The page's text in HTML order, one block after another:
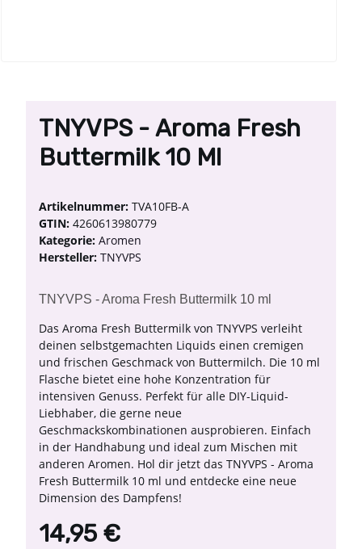
TNYVPS - Aroma Fresh
Buttermilk 10 Ml
Artikelnummer: TVA10FB-A
GTIN: 4260613980779
Kategorie: Aromen
Hersteller: TNYVPS
TNYVPS - Aroma Fresh Buttermilk 10 ml
Das Aroma Fresh Buttermilk von TNYVPS verleiht
deinen selbstgemachten Liquids einen cremigen
und frischen Geschmack von Buttermilch. Die 10 ml
Flasche bietet eine hohe Konzentration für
intensiven Genuss. Perfekt für alle DIY-Liquid-
Liebhaber, die gerne neue
Geschmackskombinationen ausprobieren. Einfach
in der Handhabung und ideal zum Mischen mit
anderen Aromen. Hol dir jetzt das TNYVPS - Aroma
Fresh Buttermilk 10 ml und entdecke eine neue
Dimension des Dampfens!
14,95 €